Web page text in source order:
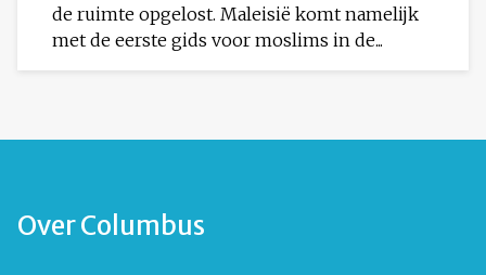
de ruimte opgelost. Maleisië komt namelijk
met de eerste gids voor moslims in de...
Over Columbus